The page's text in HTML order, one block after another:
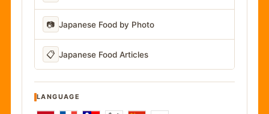
📷 Japanese Food by Photo
📋 Japanese Food Articles
LANGUAGE